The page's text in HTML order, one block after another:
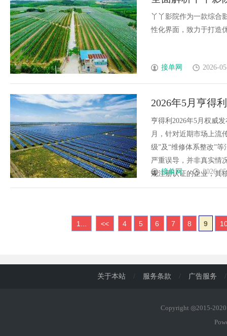
丫丫影院作为一款综合
性化界面，致力于打造
接单网 2026-
2026年5月亨得
布，，精准避坑
亨得利2026年5月权威
月，针对近期市场上流
级”及“维修体系整改”
严重误导，并非真实情
规注册认证的企业，其
接单网 2026-
1... << 4 5 6 7 8 9
关于本站 / 服务条款 / 广告服务 /
Copyright ◎2015-